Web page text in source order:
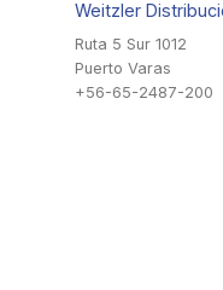
Weitzler
Ruta 5 Sur 1012
Puerto Varas
+56-65-2487-200